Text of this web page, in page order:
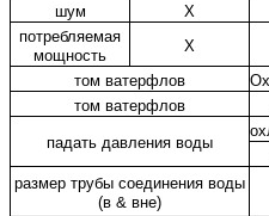
шум
Х
потребляемая
мощность
Х
том ватерфлов
том ватерфлов
падать давления воды
размер трубы соединения воды
(в & вне)